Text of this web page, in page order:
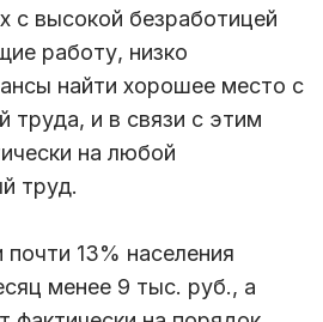
с высокой безработицей
работу, низко
найти хорошее место с
труда, и в связи с этим
на любой
труд.
13% населения
менее 9 тыс. руб., а